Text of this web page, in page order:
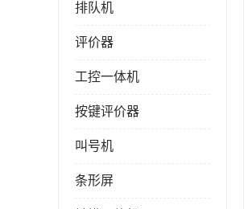
排队机
评价器
工控一体机
按键评价器
叫号机
条形屏